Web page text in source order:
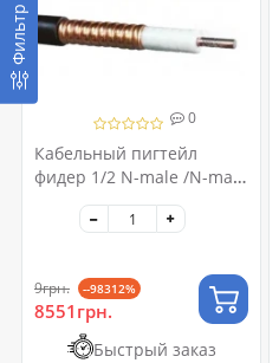
Фильтр
0
Кабельный пигтейл
фидер 1/2 N-male /N-male
50 метров
9грн. --98312%
8551грн.
Быстрый заказ